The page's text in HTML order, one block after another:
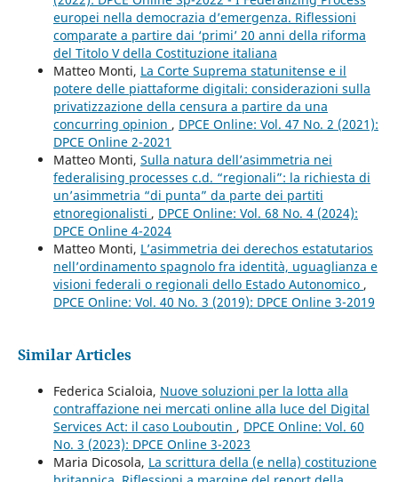
europei nella democrazia d’emergenza. Riflessioni
comparate a partire dai ‘primi’ 20 anni della riforma
del Titolo V della Costituzione italiana
Matteo Monti, La Corte Suprema statunitense e il
potere delle piattaforme digitali: considerazioni sulla
privatizzazione della censura a partire da una
concurring opinion , DPCE Online: Vol. 47 No. 2 (2021):
DPCE Online 2-2021
Matteo Monti, Sulla natura dell’asimmetria nei
federalising processes c.d. “regionali”: la richiesta di
un’asimmetria “di punta” da parte dei partiti
etnoregionalisti , DPCE Online: Vol. 68 No. 4 (2024):
DPCE Online 4-2024
Matteo Monti, L’asimmetria dei derechos estatutarios
nell’ordinamento spagnolo fra identità, uguaglianza e
visioni federali o regionali dello Estado Autonomico ,
DPCE Online: Vol. 40 No. 3 (2019): DPCE Online 3-2019
Similar Articles
Federica Scialoia, Nuove soluzioni per la lotta alla
contraffazione nei mercati online alla luce del Digital
Services Act: il caso Louboutin , DPCE Online: Vol. 60
No. 3 (2023): DPCE Online 3-2023
Maria Dicosola, La scrittura della (e nella) costituzione